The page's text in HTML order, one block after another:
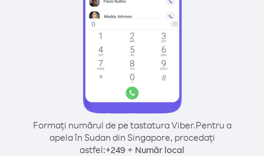
Formați numărul de pe tastatura Viber.Pentru a
apela în Sudan din Singapore, procedați
astfel:+249 + Număr local